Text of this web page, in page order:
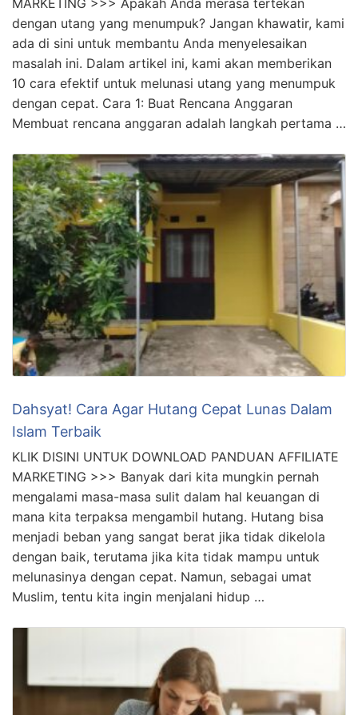
KLIK DISINI UNTUK DOWNLOAD PANDUAN AFFILIATE
MARKETING >>> Apakah Anda merasa tertekan
dengan utang yang menumpuk? Jangan khawatir, kami
ada di sini untuk membantu Anda menyelesaikan
masalah ini. Dalam artikel ini, kami akan memberikan
10 cara efektif untuk melunasi utang yang menumpuk
dengan cepat. Cara 1: Buat Rencana Anggaran
Membuat rencana anggaran adalah langkah pertama …
Dahsyat! Cara Agar Hutang Cepat Lunas Dalam
Islam Terbaik
KLIK DISINI UNTUK DOWNLOAD PANDUAN AFFILIATE
MARKETING >>> Banyak dari kita mungkin pernah
mengalami masa-masa sulit dalam hal keuangan di
mana kita terpaksa mengambil hutang. Hutang bisa
menjadi beban yang sangat berat jika tidak dikelola
dengan baik, terutama jika kita tidak mampu untuk
melunasinya dengan cepat. Namun, sebagai umat
Muslim, tentu kita ingin menjalani hidup …